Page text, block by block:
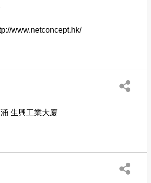
www.netconcept.hk/
生興工業大廈